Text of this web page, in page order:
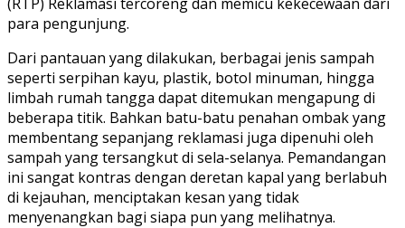
para pengunjung.
Dari pantauan yang dilakukan, berbagai jenis sampah
seperti serpihan kayu, plastik, botol minuman, hingga
limbah rumah tangga dapat ditemukan mengapung di
beberapa titik. Bahkan batu-batu penahan ombak yang
membentang sepanjang reklamasi juga dipenuhi oleh
sampah yang tersangkut di sela-selanya. Pemandangan
ini sangat kontras dengan deretan kapal yang berlabuh
di kejauhan, menciptakan kesan yang tidak
menyenangkan bagi siapa pun yang melihatnya.